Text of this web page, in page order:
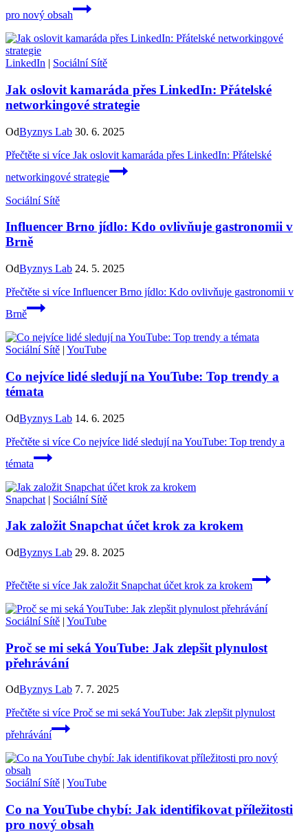
pro nový obsah
LinkedIn | Sociální Sítě
Jak oslovit kamaráda přes LinkedIn: Přátelské
networkingové strategie
OdByznys Lab 30. 6. 2025
Přečtěte si více Jak oslovit kamaráda přes LinkedIn: Přátelské
networkingové strategie
Sociální Sítě
Influencer Brno jídlo: Kdo ovlivňuje gastronomii v
Brně
OdByznys Lab 24. 5. 2025
Přečtěte si více Influencer Brno jídlo: Kdo ovlivňuje gastronomii v
Brně
Sociální Sítě | YouTube
Co nejvíce lidé sledují na YouTube: Top trendy a
témata
OdByznys Lab 14. 6. 2025
Přečtěte si více Co nejvíce lidé sledují na YouTube: Top trendy a
témata
Snapchat | Sociální Sítě
Jak založit Snapchat účet krok za krokem
OdByznys Lab 29. 8. 2025
Přečtěte si více Jak založit Snapchat účet krok za krokem
Sociální Sítě | YouTube
Proč se mi seká YouTube: Jak zlepšit plynulost
přehrávání
OdByznys Lab 7. 7. 2025
Přečtěte si více Proč se mi seká YouTube: Jak zlepšit plynulost
přehrávání
Sociální Sítě | YouTube
Co na YouTube chybí: Jak identifikovat příležitosti
pro nový obsah